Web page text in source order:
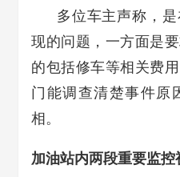
多位车主声称，
现的问题，一方面是
的包括修车等相关费
门能调查清楚事件原
相。
加油站内两段重要监